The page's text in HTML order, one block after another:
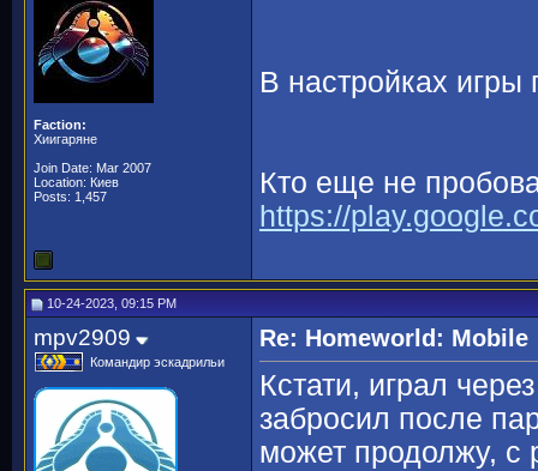
Faction:
Хиигаряне
Join Date: Mar 2007
Location: Киев
Posts: 1,457
В настройках игры
Кто еще не
https://
10-24-2023, 09:15 PM
mpv2909
Командир эскадрильи
Re: Homeworld: Mobile
Кстати, играл
забросил после
может продолжу, с